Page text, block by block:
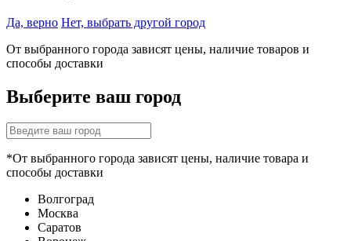
Да, верно Нет, выбрать другой город
От выбранного города зависят цены, наличие товаров и
способы доставки
Выберите ваш город
*От выбранного города зависят цены, наличие товара и
способы доставки
Волгоград
Москва
Саратов